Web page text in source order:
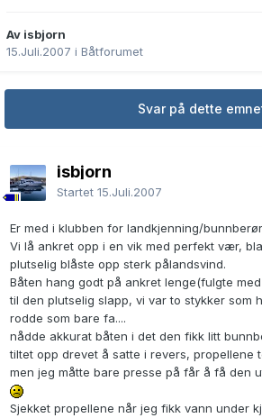
Av isbjorn
15.Juli.2007 i Båtforumet
Svar på dette
isbjorn
Startet 15.Juli.2007
Er med i klubben for landkjenning/
Vi lå ankret opp i en vik med perfekt vær,
plutselig blåste opp sterk pålandsvind.
Båten hang godt på ankret lenge(fulgte
til den plutselig slapp, vi var to stykker som
rodde som bare fa....
nådde akkurat båten i det den fikk litt
tiltet opp drevet å satte i revers, propellene
men jeg måtte bare presse på får å få den
Sjekket propellene når jeg fikk vann under